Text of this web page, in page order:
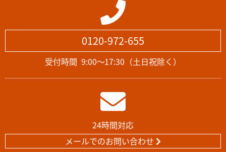
0120-972-655
受付時間 9:00～17:30（土日祝除く）
24時間対応
メールでのお問い合わせ